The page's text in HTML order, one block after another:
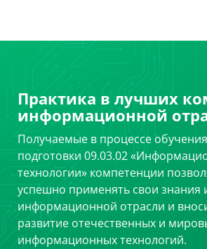
Практика в лучших
информационной
Получаемые в процессе
подготовки 09.03.02
технологии» компетенции
успешно применять свои знания
информационной отрасли и
развитие отечественных и
информационных технологий.